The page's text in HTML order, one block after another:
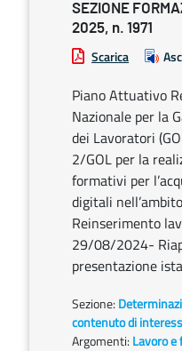
SEZIONE
2025, n. 1971
Scarica
Piano Attuativo
Nazionale per la
dei Lavoratori
2/GOL per la
formativi per
digitali
Reinserimento
29/08/2024-
presentazione
Sezione:
contenuto di
Argomenti: Lavoro